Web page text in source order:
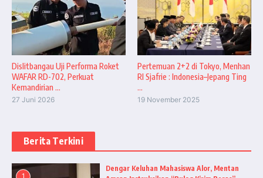
Dislitbangau Uji Performa Roket
WAFAR RD-702, Perkuat
Kemandirian ...
27 Juni 2026
Pertemuan 2+2 di Tokyo, Menhan
RI Sjafrie : Indonesia–Jepang Ting
...
19 November 2025
Berita Terkini
1
Dengar Keluhan Mahasiswa Alor, Mentan